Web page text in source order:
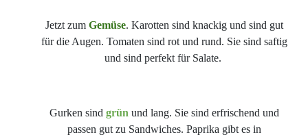
Jetzt zum Gemüse. Karotten sind knackig und sind gut
für die Augen. Tomaten sind rot und rund. Sie sind saftig
und sind perfekt für Salate.
Gurken sind grün und lang. Sie sind erfrischend und
passen gut zu Sandwiches. Paprika gibt es in